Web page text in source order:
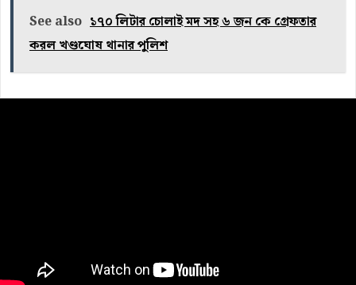
See also ১৭০ লিটার চোলাই মদ সহ ৬ জন কে গ্রেফতার
করল খণ্ডঘোষ থানার পুলিশ